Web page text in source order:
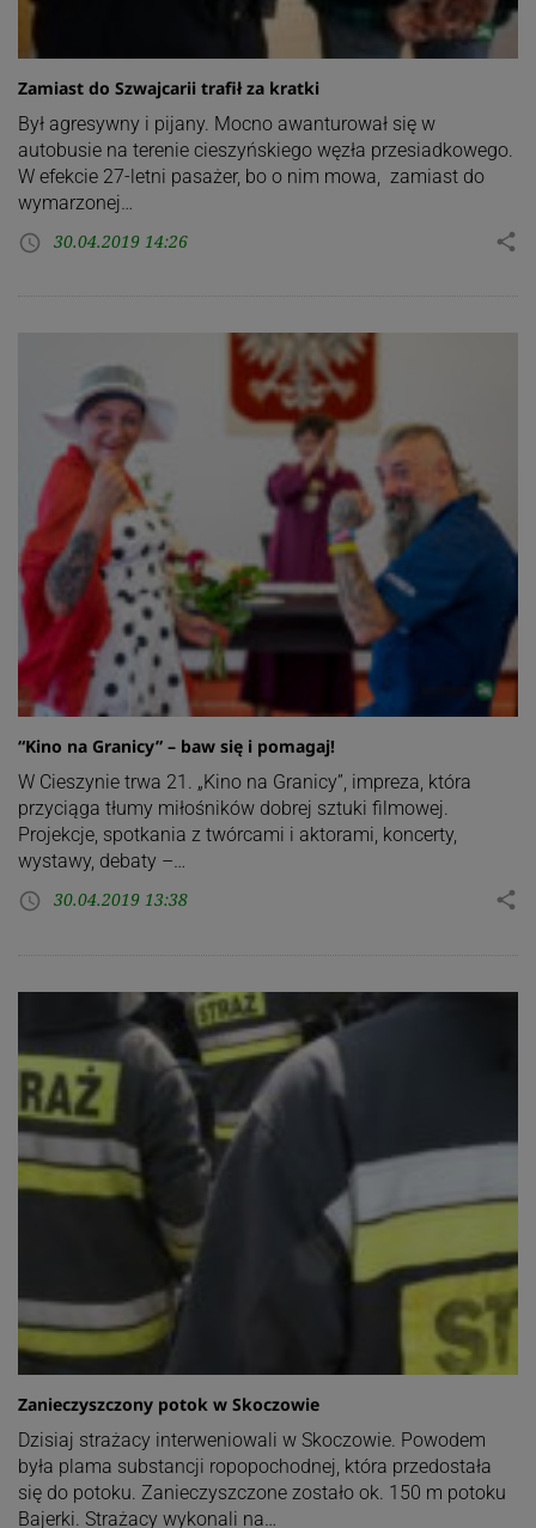
Zamiast do Szwajcarii trafił za kratki
Był agresywny i pijany. Mocno awanturował się w
autobusie na terenie cieszyńskiego węzła przesiadkowego.
W efekcie 27-letni pasażer, bo o nim mowa, zamiast do
wymarzonej…
access_time 30.04.2019 14:26 share
“Kino na Granicy” – baw się i pomagaj!
W Cieszynie trwa 21. „Kino na Granicy”, impreza, która
przyciąga tłumy miłośników dobrej sztuki filmowej.
Projekcje, spotkania z twórcami i aktorami, koncerty,
wystawy, debaty –…
access_time 30.04.2019 13:38 share
Zanieczyszczony potok w Skoczowie
Dzisiaj strażacy interweniowali w Skoczowie. Powodem
była plama substancji ropopochodnej, która przedostała
się do potoku. Zanieczyszczone zostało ok. 150 m potoku
Bajerki. Strażacy wykonali na…